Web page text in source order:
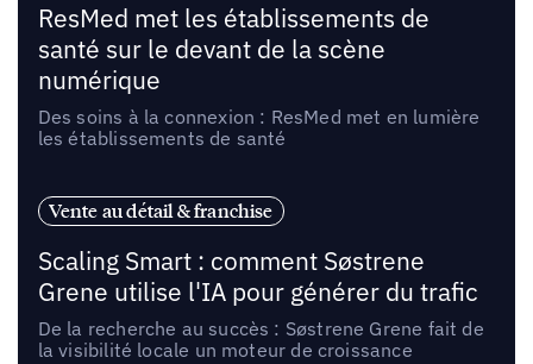
ResMed met les établissements de
santé sur le devant de la scène
numérique
Des soins à la connexion : ResMed met en lumière
les établissements de santé
Vente au détail & franchise
Scaling Smart : comment Søstrene
Grene utilise l'IA pour générer du trafic
De la recherche au succès : Søstrene Grene fait de
la visibilité locale un moteur de croissance